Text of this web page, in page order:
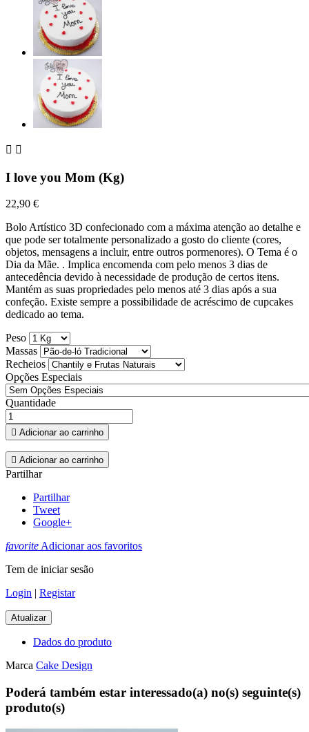
 
I love you Mom (Kg)
22,90 €
Bolo Artístico 3D confecionado com a máxima atenção ao detalhe e
que pode ser totalmente personalizado a gosto do cliente (cores,
objetos, mensagens a incluir, entre outros pormenores). O Tema é o
Dia da Mãe. . Implica encomenda com pelo menos 3 dias de
antecedência devido à necessidade de produção de certos itens.
Mantém as suas propriedades pelo menos até 3 dias após a sua
confeção. Existe sempre a possibilidade de acréscimo de cupcakes
dedicado ao tema.
Peso
Massas
Recheios
Opções Especiais
Quantidade
 Adicionar ao carrinho
 Adicionar ao carrinho
Partilhar
Partilhar
Tweet
Google+
favoriteAdicionar aos favoritos
Tem de iniciar sesão
Login | Registar
Dados do produto
Marca Cake Design
Poderá também estar interessado(a) no(s) seguinte(s)
produto(s)